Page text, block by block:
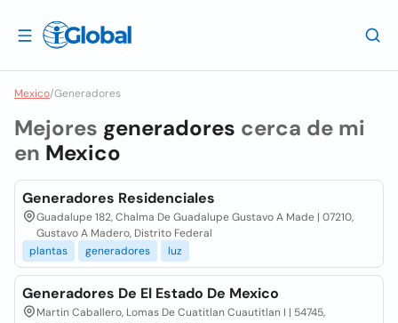
Mexico/Generadores
Mejores generadores cerca de mi
en Mexico
Generadores Residenciales
Guadalupe 182, Chalma De Guadalupe Gustavo A Made | 07210,
Gustavo A Madero, Distrito Federal
plantas
generadores luz
Generadores De El Estado De Mexico
Martin Caballero, Lomas De Cuatitlan Cuautitlan I | 54745,